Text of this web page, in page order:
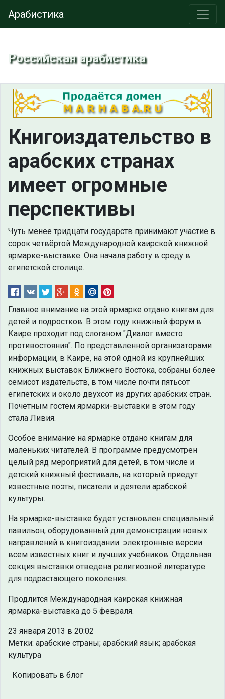
Арабистика
Российская арабистика
Книгоиздательство в
арабских странах
имеет огромные
перспективы
Чуть менее тридцати государств принимают участие в
сорок четвёртой Международной каирской книжной
ярмарке-выставке. Она начала работу в среду в
египетской столице.
Главное внимание на этой ярмарке отдано книгам для
детей и подростков. В этом году книжный форум в
Каире проходит под слоганом "Диалог вместо
противостояния". По представленной организаторами
информации, в Каире, на этой одной из крупнейших
книжных выставок Ближнего Востока, собраны более
семисот издательств, в том числе почти пятьсот
египетских и около двухсот из других арабских стран.
Почетным гостем ярмарки-выставки в этом году
стала Ливия.
Особое внимание на ярмарке отдано книгам для
маленьких читателей. В программе предусмотрен
целый ряд мероприятий для детей, в том числе и
детский книжный фестиваль, на который приедут
известные поэты, писатели и деятели арабской
культуры.
На ярмарке-выставке будет установлен специальный
павильон, оборудованный для демонстрации новых
направлений в книгоиздании: электронные версии
всем известных книг и лучших учебников. Отдельная
секция выставки отведена религиозной литературе
для подрастающего поколения.
Продлится Международная каирская книжная
ярмарка-выставка до 5 февраля.
23 января 2013 в 20:02
Метки: арабские страны; арабский язык; арабская
культура
Копировать в блог